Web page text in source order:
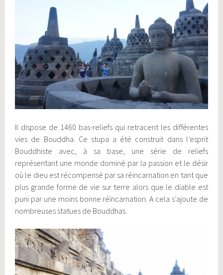
Il dispose de 1460 bas-reliefs qui retracent les différentes
vies de Bouddha. Ce stupa a été construit dans l’esprit
Bouddhiste avec, à sa base, une série de reliefs
représentant une monde dominé par la passion et le désir
où le dieu est récompensé par sa réincarnation en tant que
plus grande forme de vie sur terre alors que le diable est
puni par une moins bonne réincarnation. A cela s’ajoute de
nombreuses statues de Bouddhas.